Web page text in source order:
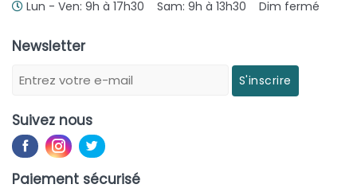
Lun - Ven: 9h à 17h30 Sam: 9h à 13h30 Dim fermé
Newsletter
S'inscrire
Suivez nous
Paiement sécurisé